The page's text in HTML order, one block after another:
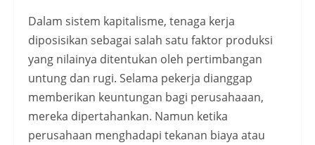
Dalam sistem kapitalisme, tenaga kerja
diposisikan sebagai salah satu faktor produksi
yang nilainya ditentukan oleh pertimbangan
untung dan rugi. Selama pekerja dianggap
memberikan keuntungan bagi perusahaaan,
mereka dipertahankan. Namun ketika
perusahaan menghadapi tekanan biaya atau